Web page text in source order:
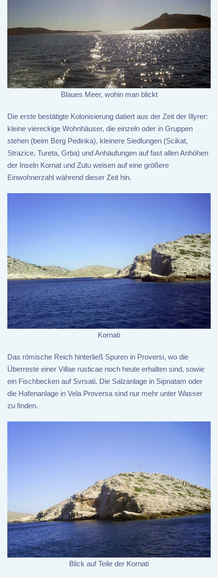
Blaues Meer, wohin man blickt
Die erste bestätigte Kolonisierung datiert aus der Zeit der Illyrer:
kleine viereckige Wohnhäuser, die einzeln oder in Gruppen
stehen (beim Berg Pedinka), kleinere Siedlungen (Scikat,
Strazice, Tureta, Grba) und Anhäufungen auf fast allen Anhöhen
der Inseln Kornat und Zutu weisen auf eine größere
Einwohnerzahl während dieser Zeit hin.
Kornati
Das römische Reich hinterließ Spuren in Proversi, wo die
Überreste einer Villae rusticae noch heute erhalten sind, sowie
ein Fischbecken auf Svrsati. Die Salzanlage in Sipnatam oder
die Hafenanlage in Vela Proversa sind nur mehr unter Wasser
zu finden.
Blick auf Teile der Kornati